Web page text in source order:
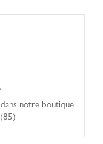
notre boutique